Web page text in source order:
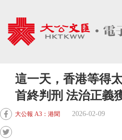
這一天，香港等得
首終判刑 法治正義
大公報 A3：港聞 2026-02-09